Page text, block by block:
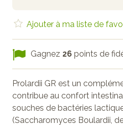
Ajouter à ma liste de
Gagnez 26 points de
Prolardii GR est un
contribue au confort
souches de bactéries
(Saccharomyces Boulardii,